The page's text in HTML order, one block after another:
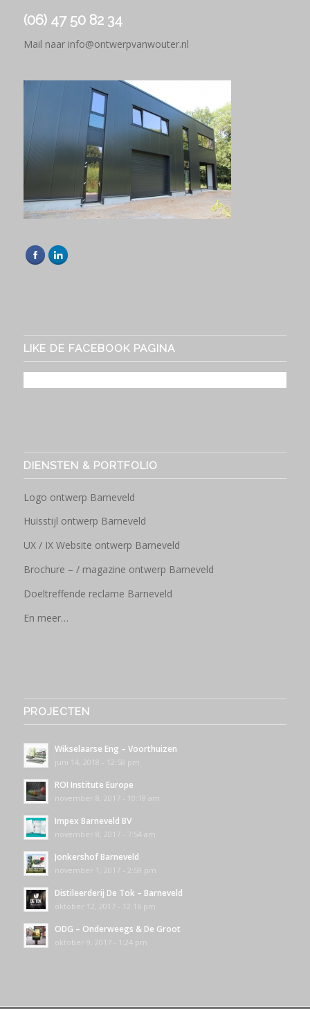
(06) 47 50 82 34
Mail naar info@ontwerpvanwouter.nl
LIKE DE FACEBOOK PAGINA
DIENSTEN & PORTFOLIO
Logo ontwerp Barneveld
Huisstijl ontwerp Barneveld
UX / IX Website ontwerp Barneveld
Brochure – / magazine ontwerp Barneveld
Doeltreffende reclame Barneveld
En meer…
PROJECTEN
Wikselaarse Eng – Voorthuizen
juni 14, 2018 - 12:58 pm
ROI Institute Europe
november 8, 2017 - 10:19 am
Impex Barneveld BV
november 8, 2017 - 7:54 am
Jonkershof Barneveld
november 1, 2017 - 2:59 pm
Distileerderij De Tok – Barneveld
oktober 12, 2017 - 12:16 pm
ODG – Onderweegs & De Groot
oktober 9, 2017 - 1:24 pm